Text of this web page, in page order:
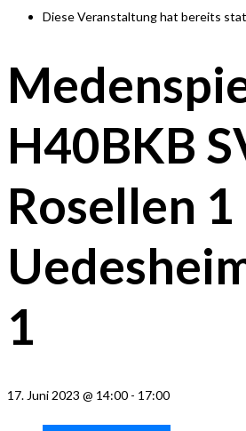
Diese Veranstaltung hat bereits
H40BKB
Rosellen 1
1
17. Juni 2023 @ 14:00 - 17:00